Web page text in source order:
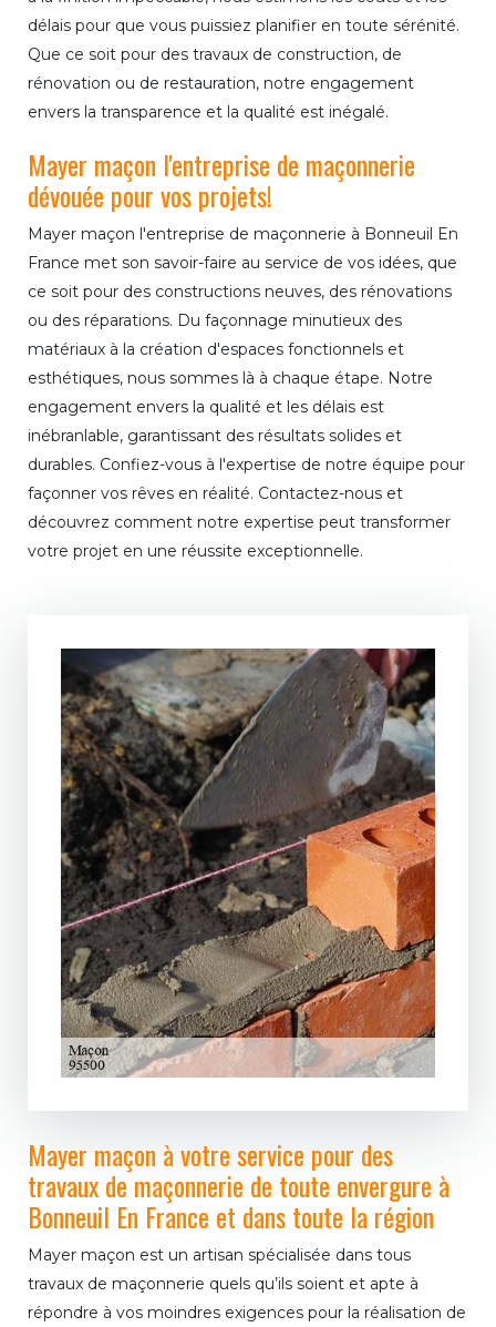
délais pour que vous puissiez planifier en toute sérénité.
Que ce soit pour des travaux de construction, de
rénovation ou de restauration, notre engagement
envers la transparence et la qualité est inégalé.
Mayer maçon l'entreprise de maçonnerie
dévouée pour vos projets!
Mayer maçon l'entreprise de maçonnerie à Bonneuil En
France met son savoir-faire au service de vos idées, que
ce soit pour des constructions neuves, des rénovations
ou des réparations. Du façonnage minutieux des
matériaux à la création d'espaces fonctionnels et
esthétiques, nous sommes là à chaque étape. Notre
engagement envers la qualité et les délais est
inébranlable, garantissant des résultats solides et
durables. Confiez-vous à l'expertise de notre équipe pour
façonner vos rêves en réalité. Contactez-nous et
découvrez comment notre expertise peut transformer
votre projet en une réussite exceptionnelle.
Mayer maçon à votre service pour des
travaux de maçonnerie de toute envergure à
Bonneuil En France et dans toute la région
Mayer maçon est un artisan spécialisée dans tous
travaux de maçonnerie quels qu’ils soient et apte à
répondre à vos moindres exigences pour la réalisation de